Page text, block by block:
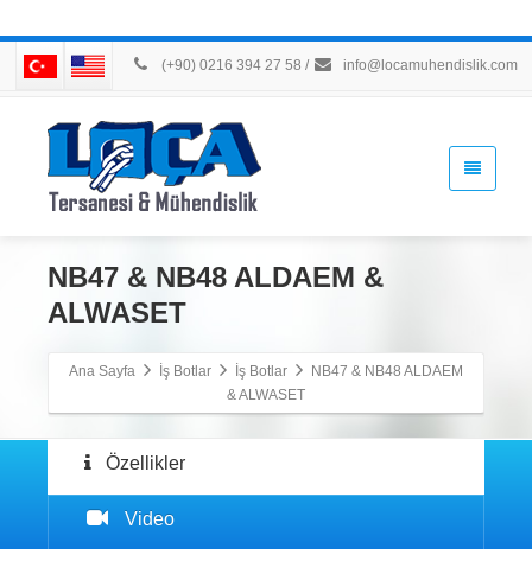
(+90) 0216 394 27 58 / info@locamuhendislik.com
NB47 & NB48 ALDAEM &
ALWASET
Ana Sayfa İş Botlar İş Botlar
NB47 & NB48 ALDAEM
& ALWASET
Özellikler
Video